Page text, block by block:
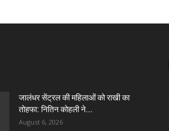
जालंधर सेंट्रल की महिलाओं को राखी का
तोहफा: नितिन कोहली ने...
August 6, 2026